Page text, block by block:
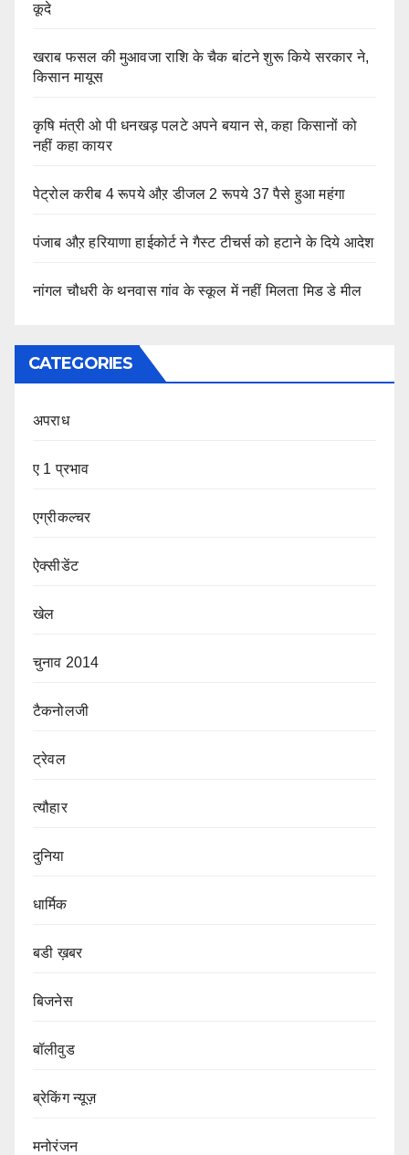
कूदे
खराब फसल की मुआवजा राशि के चैक बांटने शुरू किये सरकार ने,
किसान मायूस
कृषि मंत्री ओ पी धनखड़ पलटे अपने बयान से, कहा किसानों को
नहीं कहा कायर
पेट्रोल करीब 4 रूपये औऱ डीजल 2 रूपये 37 पैसे हुआ महंगा
पंजाब औऱ हरियाणा हाईकोर्ट ने गैस्ट टीचर्स को हटाने के दिये आदेश
नांगल चौधरी के थनवास गांव के स्कूल में नहीं मिलता मिड डे मील
CATEGORIES
अपराध
ए 1 प्रभाव
एग्रीकल्चर
ऐक्सीडेंट
खेल
चुनाव 2014
टैकनोलजी
ट्रेवल
त्यौहार
दुनिया
धार्मिक
बडी ख़बर
बिजनेस
बॉलीवुड
ब्रेकिंग न्यूज़
मनोरंजन